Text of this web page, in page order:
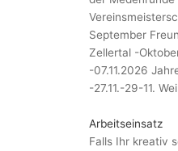
September
Zellertal -
-07.11.2026
-27.11.-29-11.
Arbeitseinsatz
Falls Ihr kreativ